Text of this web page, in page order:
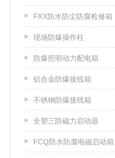
FXX防水防尘防腐检修箱
现场防爆操作柱
防爆照明动力配电箱
铝合金防爆接线箱
不锈钢防爆接线箱
全塑三防磁力启动器
FCQ防水防腐电磁启动箱